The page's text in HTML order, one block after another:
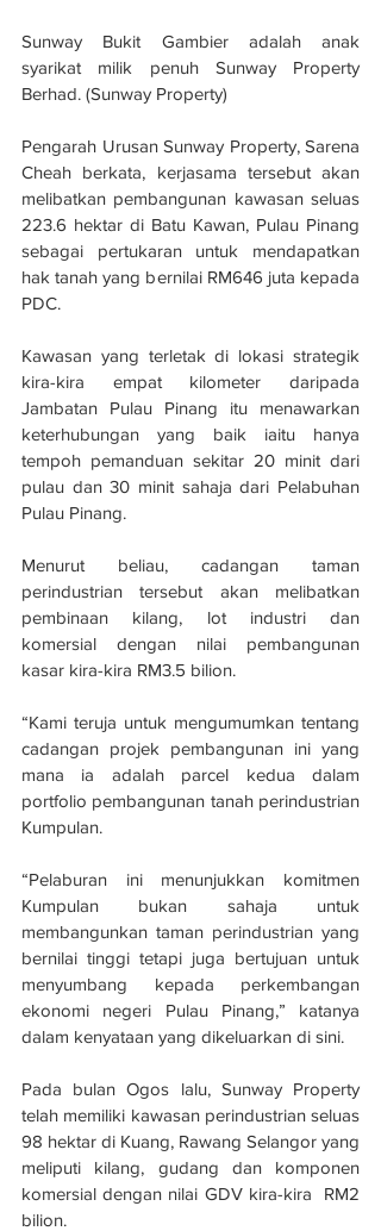
Sunway Bukit Gambier adalah anak
syarikat milik penuh Sunway Property
Berhad. (Sunway Property)
Pengarah Urusan Sunway Property, Sarena
Cheah berkata, kerjasama tersebut akan
melibatkan pembangunan kawasan seluas
223.6 hektar di Batu Kawan, Pulau Pinang
sebagai pertukaran untuk mendapatkan
hak tanah yang bernilai RM646 juta kepada
PDC.
Kawasan yang terletak di lokasi strategik
kira-kira empat kilometer daripada
Jambatan Pulau Pinang itu menawarkan
keterhubungan yang baik iaitu hanya
tempoh pemanduan sekitar 20 minit dari
pulau dan 30 minit sahaja dari Pelabuhan
Pulau Pinang.
Menurut beliau, cadangan taman
perindustrian tersebut akan melibatkan
pembinaan kilang, lot industri dan
komersial dengan nilai pembangunan
kasar kira-kira RM3.5 bilion.
“Kami teruja untuk mengumumkan tentang
cadangan projek pembangunan ini yang
mana ia adalah parcel kedua dalam
portfolio pembangunan tanah perindustrian
Kumpulan.
“Pelaburan ini menunjukkan komitmen
Kumpulan bukan sahaja untuk
membangunkan taman perindustrian yang
bernilai tinggi tetapi juga bertujuan untuk
menyumbang kepada perkembangan
ekonomi negeri Pulau Pinang,” katanya
dalam kenyataan yang dikeluarkan di sini.
Pada bulan Ogos lalu, Sunway Property
telah memiliki kawasan perindustrian seluas
98 hektar di Kuang, Rawang Selangor yang
meliputi kilang, gudang dan komponen
komersial dengan nilai GDV kira-kira  RM2
bilion.